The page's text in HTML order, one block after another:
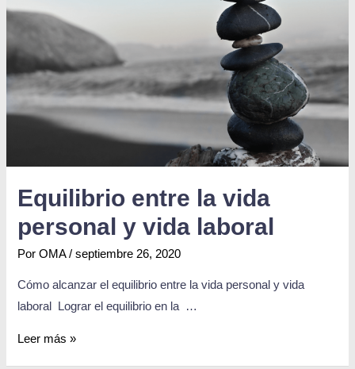
Equilibrio entre la vida
personal y vida laboral
PorOMA /septiembre 26, 2020
Cómo alcanzar el equilibrio entre la vida personal y vida
laboral Lograr el equilibrio en la …
Leer más »